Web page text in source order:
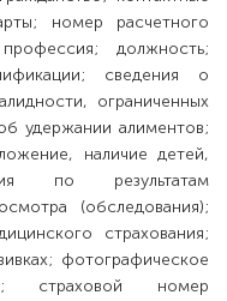
номер расчетного
должность;
сведения о
ограниченных
удержании алиментов;
наличие детей,
по результатам
(обследования);
страхования;
фотографическое
страховой номер